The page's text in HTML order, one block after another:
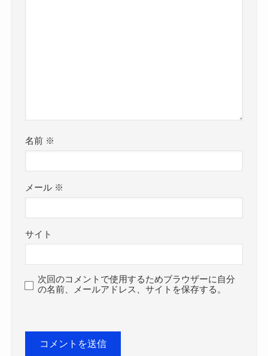
名前 ※
メール ※
サイト
次回のコメントで使用するためブラウザーに自分
の名前、メールアドレス、サイトを保存する。